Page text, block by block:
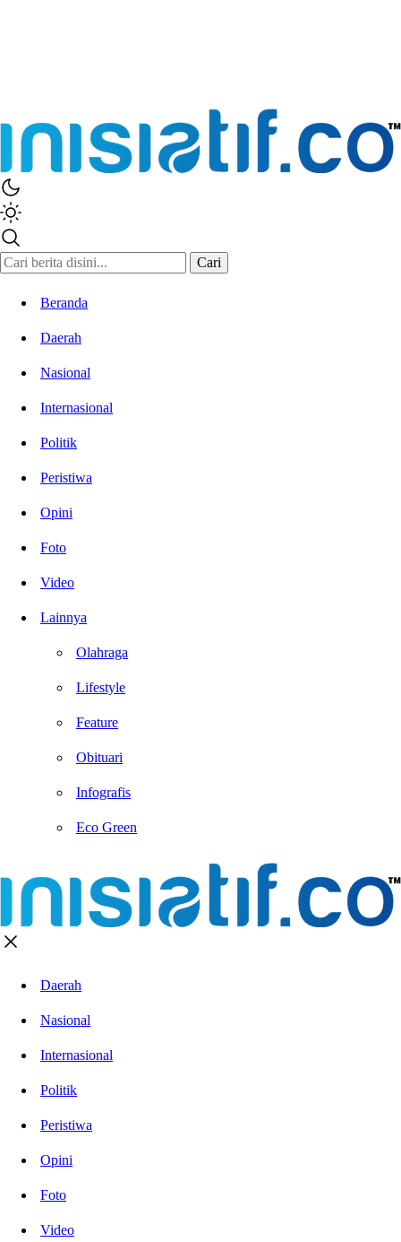
Inisiatif.co
Stay Connected Stay Informed
Cari
Beranda
Daerah
Nasional
Internasional
Politik
Peristiwa
Opini
Foto
Video
Lainnya
Olahraga
Lifestyle
Feature
Obituari
Infografis
Eco Green
Daerah
Nasional
Internasional
Politik
Peristiwa
Opini
Foto
Video